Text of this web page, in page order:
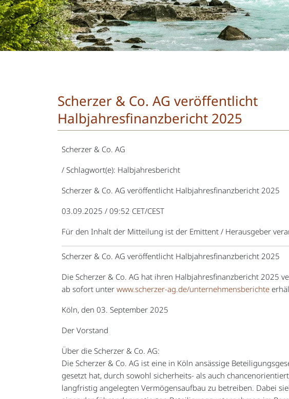
Scherzer & Co. AG veröffentlicht
Halbjahresfinanzbericht 2025
Scherzer & Co. AG
/ Schlagwort(e): Halbjahresbericht
Scherzer & Co. AG veröffentlicht Halbjahresfinanzbericht 2025
03.09.2025 / 09:52 CET/CEST
Für den Inhalt der Mitteilung ist der Emittent / Herausgeber
Scherzer & Co. AG veröffentlicht Halbjahresfinanzbericht 2025
Die Scherzer & Co. AG hat ihren Halbjahresfinanzbericht 2025
ab sofort unter www.scherzer-ag.de/unternehmensberichte
Köln, den 03. September 2025
Der Vorstand
Über die Scherzer & Co. AG:
Die Scherzer & Co. AG ist eine in Köln ansässige
gesetzt hat, durch sowohl sicherheits- als auch
langfristig angelegten Vermögensaufbau zu betreiben. Dabei